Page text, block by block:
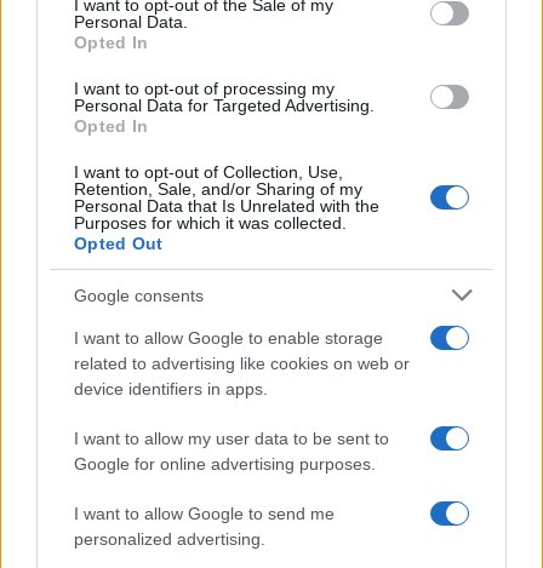
I want to opt-out of the Sale of my
Personal Data.
Opted In
I want to opt-out of processing my
Personal Data for Targeted Advertising.
Opted In
I want to opt-out of Collection, Use,
Retention, Sale, and/or Sharing of my
Personal Data that Is Unrelated with the
Purposes for which it was collected.
Opted Out
Google consents
I want to allow Google to enable storage
related to advertising like cookies on web or
device identifiers in apps.
I want to allow my user data to be sent to
Google for online advertising purposes.
I want to allow Google to send me
personalized advertising.
2000 /2000
Υποβολή σχολίου
Όροι Χρήσης . Το site προστατεύεται από reCAPTCHA, ισχύουν
Όροι Χρήσης
Τοπικά Νέα
ΕΙΔΗΣΕΙΣ
ΚΟΡΟΝΟΪΟΣ
ΦΥΛΑΚΕΣ ΑΛΙΚΑΡΝΑΣΣΟΥ